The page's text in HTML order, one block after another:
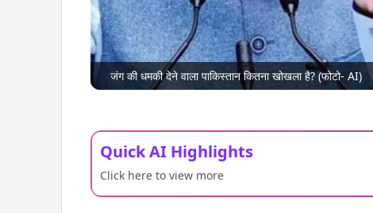
जंग की धमकी देने वाला पाकिस्तान कितना खोखला है? (फोटो- AI)
Quick AI Highlights
Click here to view more